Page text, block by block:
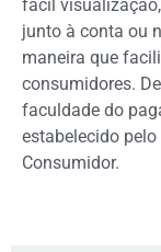
fácil
junto à conta ou
maneira que
consumidores.
faculdade do
estabelecido
Consumidor.